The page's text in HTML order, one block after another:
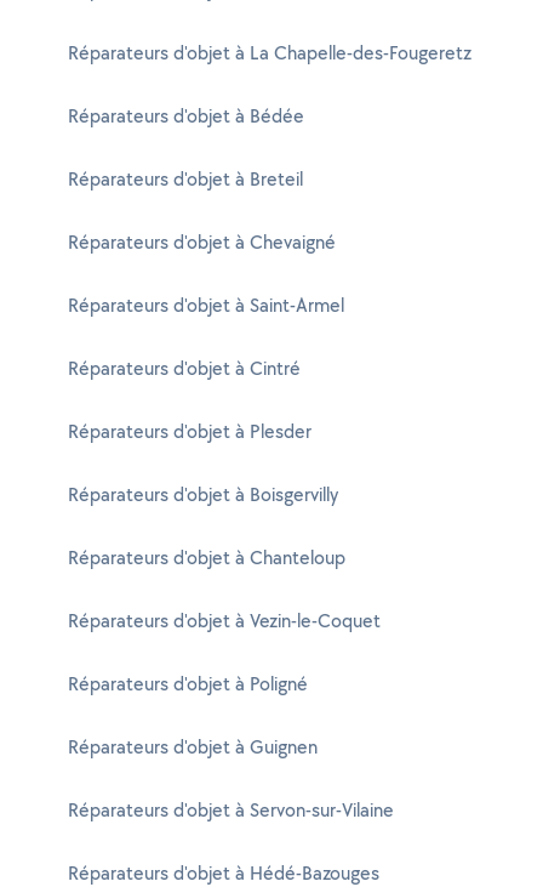
Réparateurs d'objet à La Chapelle-des-Fougeretz
Réparateurs d'objet à Bédée
Réparateurs d'objet à Breteil
Réparateurs d'objet à Chevaigné
Réparateurs d'objet à Saint-Armel
Réparateurs d'objet à Cintré
Réparateurs d'objet à Plesder
Réparateurs d'objet à Boisgervilly
Réparateurs d'objet à Chanteloup
Réparateurs d'objet à Vezin-le-Coquet
Réparateurs d'objet à Poligné
Réparateurs d'objet à Guignen
Réparateurs d'objet à Servon-sur-Vilaine
Réparateurs d'objet à Hédé-Bazouges